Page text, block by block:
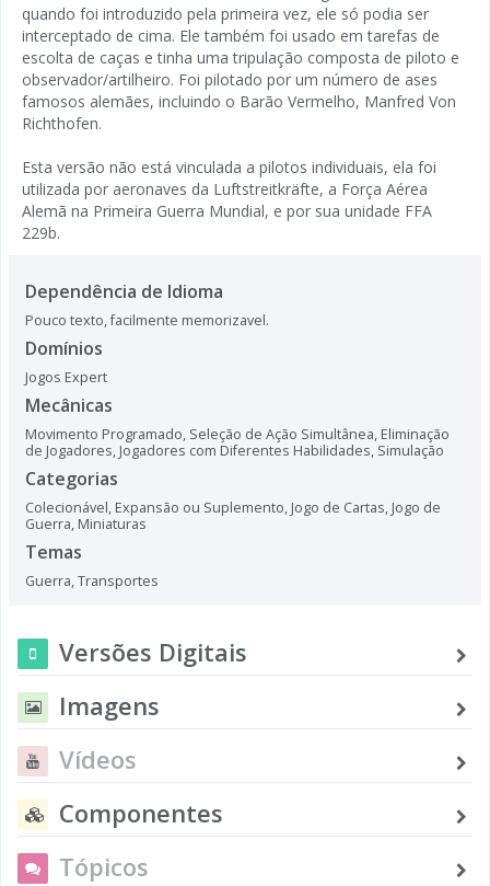
quando foi introduzido pela primeira vez, ele só podia ser
interceptado de cima. Ele também foi usado em tarefas de
escolta de caças e tinha uma tripulação composta de piloto e
observador/artilheiro. Foi pilotado por um número de ases
famosos alemães, incluindo o Barão Vermelho, Manfred Von
Richthofen.
Esta versão não está vinculada a pilotos individuais, ela foi
utilizada por aeronaves da Luftstreitkräfte, a Força Aérea
Alemã na Primeira Guerra Mundial, e por sua unidade FFA
229b.
Dependência de Idioma
Pouco texto, facilmente memorizavel.
Domínios
Jogos Expert
Mecânicas
Movimento Programado, Seleção de Ação Simultânea, Eliminação
de Jogadores, Jogadores com Diferentes Habilidades, Simulação
Categorias
Colecionável, Expansão ou Suplemento, Jogo de Cartas, Jogo de
Guerra, Miniaturas
Temas
Guerra,Transportes
Versões Digitais
Imagens
Vídeos
Componentes
Tópicos